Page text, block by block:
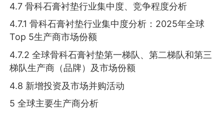
4.7 骨科石膏衬垫行业集中度、竞争程度分析
4.7.1 骨科石膏衬垫行业集中度分析：2025年全球
Top 5生产商市场份额
4.7.2 全球骨科石膏衬垫第一梯队、第二梯队和第三
梯队生产商（品牌）及市场份额
4.8 新增投资及市场并购活动
5 全球主要生产商分析